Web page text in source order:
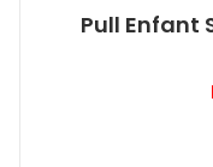
Pull Enfant